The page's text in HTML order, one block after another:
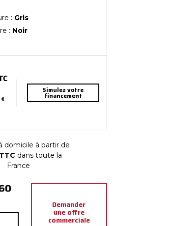
: Gris
: Noir
€
Simulez votre
financement
domicile à partir de
dans toute la
France
Demander
une offre
commerciale